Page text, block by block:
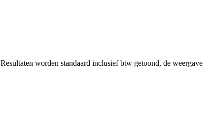
Resultaten worden standaard inclusief btw getoond, de weergave